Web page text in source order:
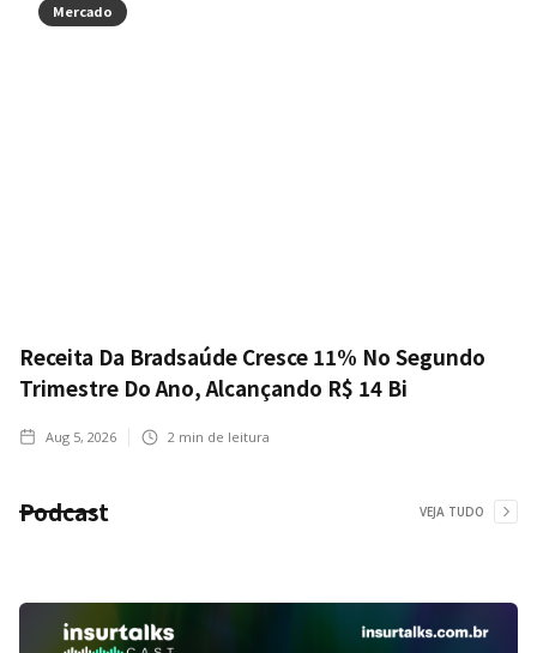
Mercado
Receita Da Bradsaúde Cresce 11% No Segundo
Trimestre Do Ano, Alcançando R$ 14 Bi
Aug 5, 2026 2 min de leitura
Podcast VEJA TUDO